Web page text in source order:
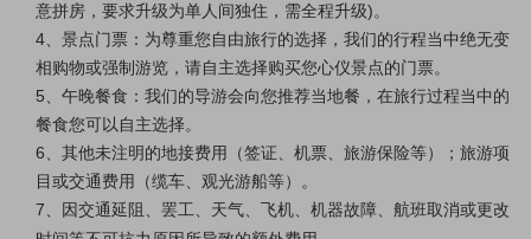
意拼房，要求升级为单人间独住，需全程升级)。
4、景点门票：为尊重您自由旅行的选择，我们的行程当中绝无变
相购物或强制游览，请自主选择购买您心仪景点的门票。
5、 午晚餐食：我们的导游会向您推荐当地餐，在旅行过程当中的
餐食您可以自主选择。
6、 其他未注明的地接费用（签证、机票、旅游保险等）；旅游项
目或交通费用（缆车、观光游船等）。
7、
因交通延阻、罢工、天气、飞机、机器故障、航班取消或更改